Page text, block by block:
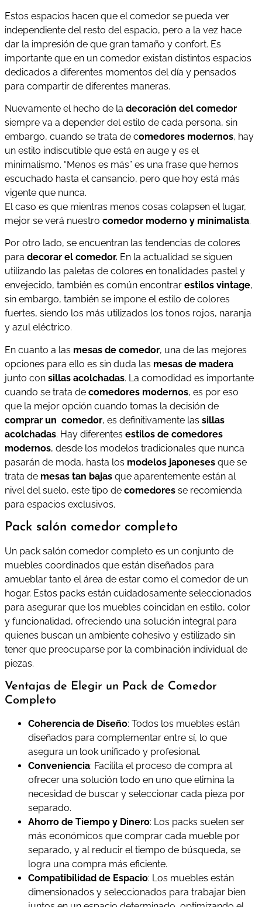
Estos espacios hacen que el comedor se pueda ver
independiente del resto del espacio, pero a la vez hace
dar la impresión de que gran tamaño y confort. Es
importante que en un comedor existan distintos espacios
dedicados a diferentes momentos del día y pensados
para compartir de diferentes maneras.
Nuevamente el hecho de la decoración del comedor
siempre va a depender del estilo de cada persona, sin
embargo, cuando se trata de comedores modernos, hay
un estilo indiscutible que está en auge y es el
minimalismo. “Menos es más” es una frase que hemos
escuchado hasta el cansancio, pero que hoy está más
vigente que nunca.
El caso es que mientras menos cosas colapsen el lugar,
mejor se verá nuestro comedor moderno y minimalista.
Por otro lado, se encuentran las tendencias de colores
para decorar el comedor. En la actualidad se siguen
utilizando las paletas de colores en tonalidades pastel y
envejecido, también es común encontrar estilos vintage,
sin embargo, también se impone el estilo de colores
fuertes, siendo los más utilizados los tonos rojos, naranja
y azul eléctrico.
En cuanto a las mesas de comedor, una de las mejores
opciones para ello es sin duda las mesas de madera
junto con sillas acolchadas. La comodidad es importante
cuando se trata de comedores modernos, es por eso
que la mejor opción cuando tomas la decisión de
comprar un comedor, es definitivamente las sillas
acolchadas. Hay diferentes estilos de comedores
modernos, desde los modelos tradicionales que nunca
pasarán de moda, hasta los modelos japoneses que se
trata de mesas tan bajas que aparentemente están al
nivel del suelo, este tipo de comedores se recomienda
para espacios exclusivos.
Pack salón comedor completo
Un pack salón comedor completo es un conjunto de
muebles coordinados que están diseñados para
amueblar tanto el área de estar como el comedor de un
hogar. Estos packs están cuidadosamente seleccionados
para asegurar que los muebles coincidan en estilo, color
y funcionalidad, ofreciendo una solución integral para
quienes buscan un ambiente cohesivo y estilizado sin
tener que preocuparse por la combinación individual de
piezas.
Ventajas de Elegir un Pack de Comedor
Completo
Coherencia de Diseño: Todos los muebles están
diseñados para complementar entre sí, lo que
asegura un look unificado y profesional.
Conveniencia: Facilita el proceso de compra al
ofrecer una solución todo en uno que elimina la
necesidad de buscar y seleccionar cada pieza por
separado.
Ahorro de Tiempo y Dinero: Los packs suelen ser
más económicos que comprar cada mueble por
separado, y al reducir el tiempo de búsqueda, se
logra una compra más eficiente.
Compatibilidad de Espacio: Los muebles están
dimensionados y seleccionados para trabajar bien